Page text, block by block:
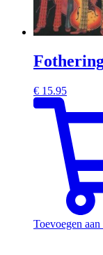
€ 15.95
Toevoegen